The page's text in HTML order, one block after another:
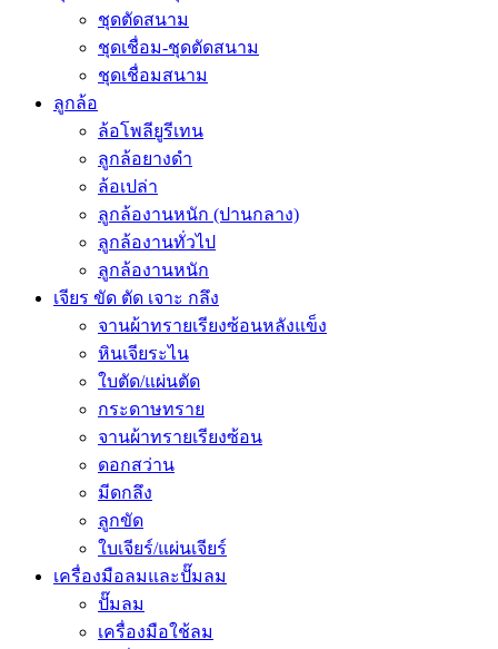
ชุดตัดสนาม
ชุดเชื่อม-ชุดตัดสนาม
ชุดเชื่อมสนาม
ลูกล้อ
ล้อโพลียูรีเทน
ลูกล้อยางดำ
ล้อเปล่า
ลูกล้องานหนัก (ปานกลาง)
ลูกล้องานทั่วไป
ลูกล้องานหนัก
เจียร ขัด ตัด เจาะ กลึง
จานผ้าทรายเรียงซ้อนหลังแข็ง
หินเจียระไน
ใบตัด/แผ่นตัด
กระดาษทราย
จานผ้าทรายเรียงซ้อน
ดอกสว่าน
มีดกลึง
ลูกขัด
ใบเจียร์/แผ่นเจียร์
เครื่องมือลมและปั๊มลม
ปั๊มลม
เครื่องมือใช้ลม